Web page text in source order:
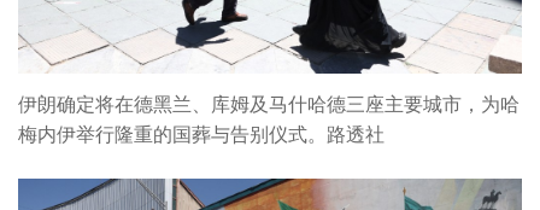
伊朗确定将在德黑兰、库姆及马什哈德三座主要城市，为哈
梅内伊举行隆重的国葬与告别仪式。路透社